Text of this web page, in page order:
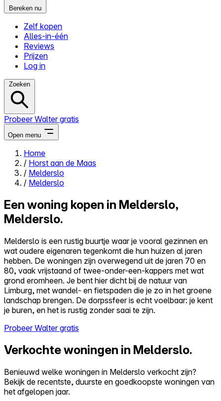
Bereken nu
Zelf kopen
Alles-in-één
Reviews
Prijzen
Log in
Zoeken
Probeer Walter gratis
Open menu
Close menu
Zelf kopen
Reviews
Prijzen
Log in
Probeer Walter gratis
Home
/ Horst aan de Maas
/ Melderslo
/ Melderslo
Een woning kopen in Melderslo,
Melderslo.
Melderslo is een rustig buurtje waar je vooral gezinnen en
wat oudere eigenaren tegenkomt die hun huizen al jaren
hebben. De woningen zijn overwegend uit de jaren 70 en
80, vaak vrijstaand of twee-onder-een-kappers met wat
grond eromheen. Je bent hier dicht bij de natuur van
Limburg, met wandel- en fietspaden die je zo in het groene
landschap brengen. De dorpssfeer is echt voelbaar: je kent
je buren, en het is rustig zonder saai te zijn.
Probeer Walter gratis
Verkochte woningen in Melderslo.
Benieuwd welke woningen in Melderslo verkocht zijn?
Bekijk de recentste, duurste en goedkoopste woningen van
het afgelopen jaar.